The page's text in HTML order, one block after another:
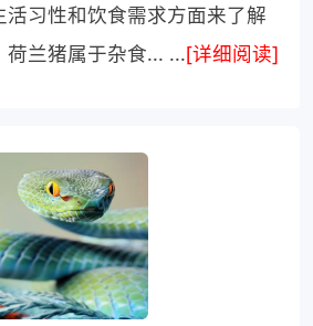
习性和饮食需求方面来了解
兰猪属于杂食... ...[详细阅读]